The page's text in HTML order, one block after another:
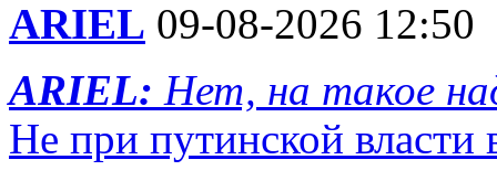
ARIEL 09-08-2026 12:50
ARIEL: Нет, на такое
Не при путинской власти